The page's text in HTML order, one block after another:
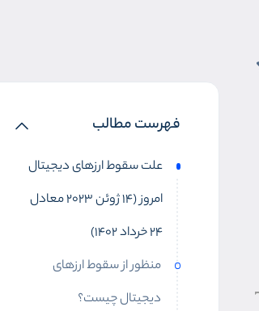
فهرست مطالب
علت سقوط ارزهای دیجیتال
امروز (14 ژوئن 2023 معادل
24 خرداد 1402)
منظور از سقوط ارزهای
دیجیتال چیست؟